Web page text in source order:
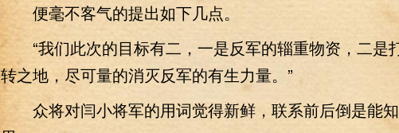
便毫不客气的提出如下几点。
“我们此次的目标有二，一是反军的辎重物资，二是
转之地，尽可量的消灭反军的有生力量。”
众将对闫小将军的用词觉得新鲜，联系前后倒是能